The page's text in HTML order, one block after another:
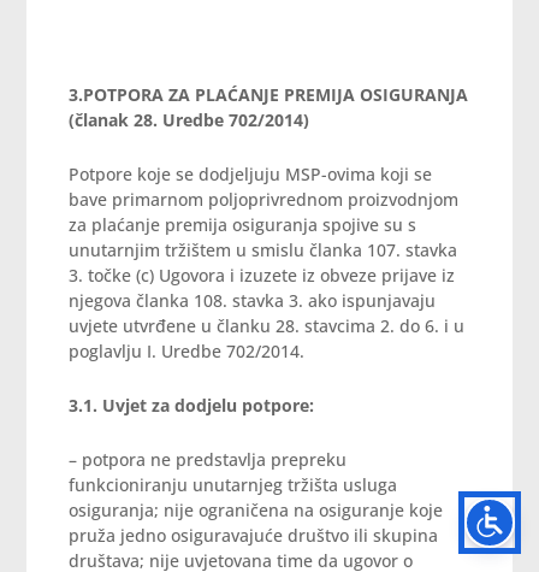
3.POTPORA ZA PLAĆANJE PREMIJA OSIGURANJA
(članak 28. Uredbe 702/2014)
Potpore koje se dodjeljuju MSP-ovima koji se
bave primarnom poljoprivrednom proizvodnjom
za plaćanje premija osiguranja spojive su s
unutarnjim tržištem u smislu članka 107. stavka
3. točke (c) Ugovora i izuzete iz obveze prijave iz
njegova članka 108. stavka 3. ako ispunjavaju
uvjete utvrđene u članku 28. stavcima 2. do 6. i u
poglavlju I. Uredbe 702/2014.
3.1. Uvjet za dodjelu potpore:
– potpora ne predstavlja prepreku
funkcioniranju unutarnjeg tržišta usluga
osiguranja; nije ograničena na osiguranje koje
pruža jedno osiguravajuće društvo ili skupina
društava; nije uvjetovana time da ugovor o